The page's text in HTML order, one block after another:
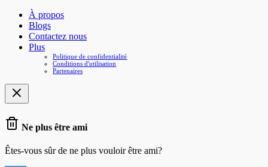
À propos
Blogs
Contactez nous
Plus
Politique de confidentialité
Conditions d'utilisation
Partenaires
Ne plus être ami
Êtes-vous sûr de ne plus vouloir être ami?